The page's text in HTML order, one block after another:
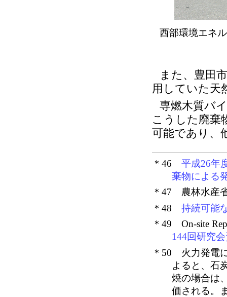
西部環境エネ
また、豊田
用していた天
専燃木質バ
こうした廃棄
可能であり、
＊46 平成26年
棄物による
＊47 農林水
＊48 持続可能
＊49 On-site
144回研究
＊50 火力発電
よると、石
焼の場合は
価される。